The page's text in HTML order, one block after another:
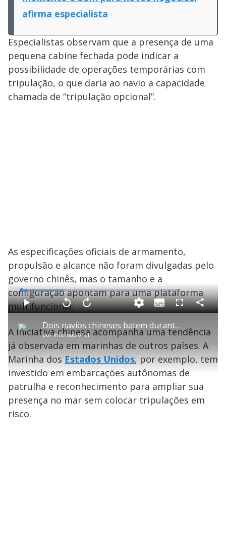
afirma especialista
Especialistas observam que a presença de uma
pequena cabine fechada pode indicar a
possibilidade de operações temporárias com
tripulação, o que daria ao navio a capacidade
chamada de “tripulação opcional”.
As especificações oficiais de armamento,
propulsão e alcance não foram divulgadas pelo
governo chinês, mas o tamanho e a
configuração apontam para uma plataforma
multifuncional.
P
l
a
Dois navios chineses batem durante perseguição à embarcação das Filipinas
porInternacional
P V
t
a
r
0
s
e
g
n
d
s
A
n
ç
a
1
0
s
e
u
n
o
s
L
o
a
d
e
:
2
6
.
8
S
u
b
i
t
l
s
F
l
s
c
e
e
n
C
o
a
r
h
a
A iniciativa chinesa acompanha uma tendência
já observada em marinhas de outros países. A
Marinha dos Estados Unidos, por exemplo, tem
investido em embarcações autônomas de
patrulha e reconhecimento para ampliar sua
presença no mar sem colocar tripulações em
risco.